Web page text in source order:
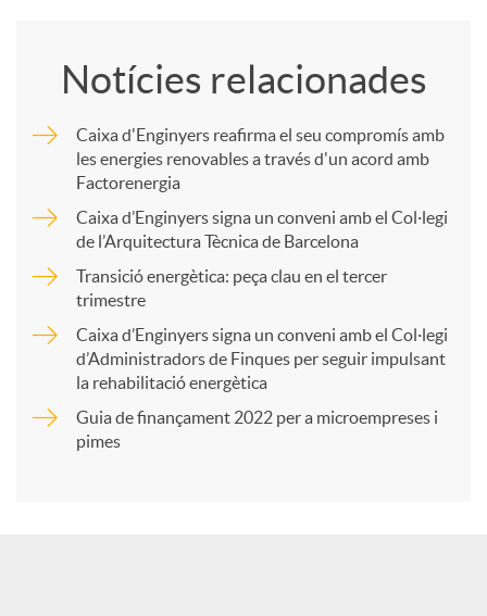
r
Notícies relacionades
Caixa d'Enginyers reafirma el seu compromís amb
les energies renovables a través d'un acord amb
Factorenergia
Caixa d’Enginyers signa un conveni amb el Col·legi
de l’Arquitectura Tècnica de Barcelona
Transició energètica: peça clau en el tercer
trimestre
Caixa d’Enginyers signa un conveni amb el Col·legi
d’Administradors de Finques per seguir impulsant
la rehabilitació energètica
Guia de finançament 2022 per a microempreses i
pimes